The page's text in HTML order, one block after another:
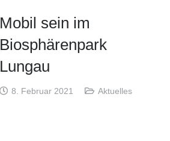
Mobil sein im
Biosphärenpark
Lungau
8. Februar 2021 Aktuelles